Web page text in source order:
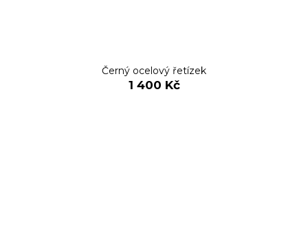
Černý ocelový řetízek
1 400 Kč